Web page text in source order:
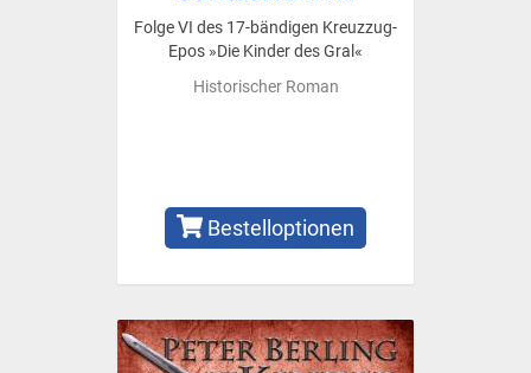
Folge VI des 17-bändigen Kreuzzug-
Epos »Die Kinder des Gral«
Historischer Roman
Bestelloptionen